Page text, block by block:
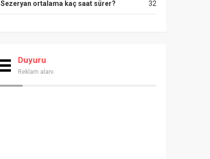
32
Sezeryan ortalama kaç saat sürer?
Duyuru
Reklam alanı